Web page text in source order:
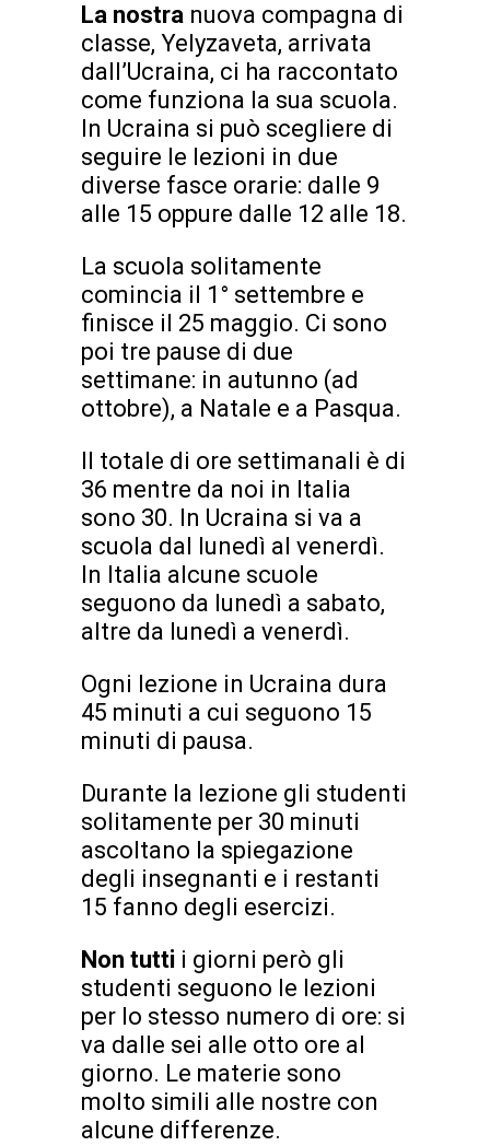
La nostra nuova compagna di
classe, Yelyzaveta, arrivata
dall’Ucraina, ci ha raccontato
come funziona la sua scuola.
In Ucraina si può scegliere di
seguire le lezioni in due
diverse fasce orarie: dalle 9
alle 15 oppure dalle 12 alle 18.
La scuola solitamente
comincia il 1° settembre e
finisce il 25 maggio. Ci sono
poi tre pause di due
settimane: in autunno (ad
ottobre), a Natale e a Pasqua.
Il totale di ore settimanali è di
36 mentre da noi in Italia
sono 30. In Ucraina si va a
scuola dal lunedì al venerdì.
In Italia alcune scuole
seguono da lunedì a sabato,
altre da lunedì a venerdì.
Ogni lezione in Ucraina dura
45 minuti a cui seguono 15
minuti di pausa.
Durante la lezione gli studenti
solitamente per 30 minuti
ascoltano la spiegazione
degli insegnanti e i restanti
15 fanno degli esercizi.
Non tutti i giorni però gli
studenti seguono le lezioni
per lo stesso numero di ore: si
va dalle sei alle otto ore al
giorno. Le materie sono
molto simili alle nostre con
alcune differenze.